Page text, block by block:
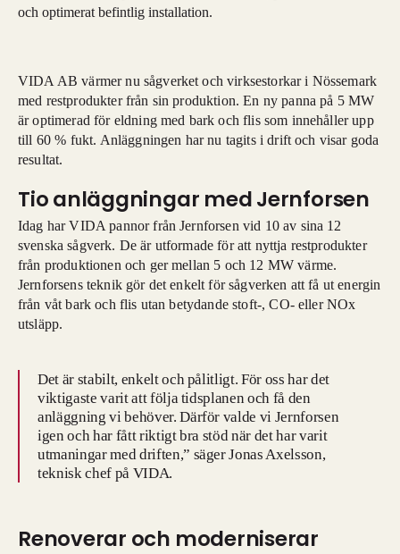
och optimerat befintlig installation.
VIDA AB värmer nu sågverket och virksestorkar i Nössemark
med restprodukter från sin produktion. En ny panna på 5 MW
är optimerad för eldning med bark och flis som innehåller upp
till 60 % fukt. Anläggningen har nu tagits i drift och visar goda
resultat.
Tio anläggningar med Jernforsen
Idag har VIDA pannor från Jernforsen vid 10 av sina 12
svenska sågverk. De är utformade för att nyttja restprodukter
från produktionen och ger mellan 5 och 12 MW värme.
Jernforsens teknik gör det enkelt för sågverken att få ut energin
från våt bark och flis utan betydande stoft-, CO- eller NOx
utsläpp.
Det är stabilt, enkelt och pålitligt. För oss har det
viktigaste varit att följa tidsplanen och få den
anläggning vi behöver. Därför valde vi Jernforsen
igen och har fått riktigt bra stöd när det har varit
utmaningar med driften,” säger Jonas Axelsson,
teknisk chef på VIDA.
Renoverar och moderniserar